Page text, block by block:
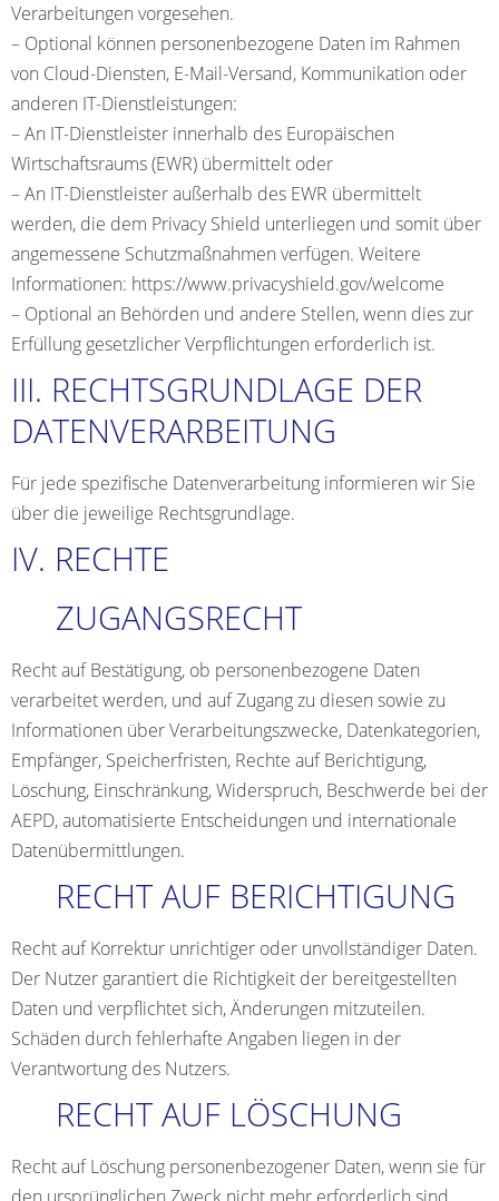
Verarbeitungen vorgesehen.
– Optional können personenbezogene Daten im Rahmen
von Cloud-Diensten, E-Mail-Versand, Kommunikation oder
anderen IT-Dienstleistungen:
– An IT-Dienstleister innerhalb des Europäischen
Wirtschaftsraums (EWR) übermittelt oder
– An IT-Dienstleister außerhalb des EWR übermittelt
werden, die dem Privacy Shield unterliegen und somit über
angemessene Schutzmaßnahmen verfügen. Weitere
Informationen: https://www.privacyshield.gov/welcome
– Optional an Behörden und andere Stellen, wenn dies zur
Erfüllung gesetzlicher Verpflichtungen erforderlich ist.
III. RECHTSGRUNDLAGE DER
DATENVERARBEITUNG
Für jede spezifische Datenverarbeitung informieren wir Sie
über die jeweilige Rechtsgrundlage.
IV. RECHTE
ZUGANGSRECHT
Recht auf Bestätigung, ob personenbezogene Daten
verarbeitet werden, und auf Zugang zu diesen sowie zu
Informationen über Verarbeitungszwecke, Datenkategorien,
Empfänger, Speicherfristen, Rechte auf Berichtigung,
Löschung, Einschränkung, Widerspruch, Beschwerde bei der
AEPD, automatisierte Entscheidungen und internationale
Datenübermittlungen.
RECHT AUF BERICHTIGUNG
Recht auf Korrektur unrichtiger oder unvollständiger Daten.
Der Nutzer garantiert die Richtigkeit der bereitgestellten
Daten und verpflichtet sich, Änderungen mitzuteilen.
Schäden durch fehlerhafte Angaben liegen in der
Verantwortung des Nutzers.
RECHT AUF LÖSCHUNG
Recht auf Löschung personenbezogener Daten, wenn sie für